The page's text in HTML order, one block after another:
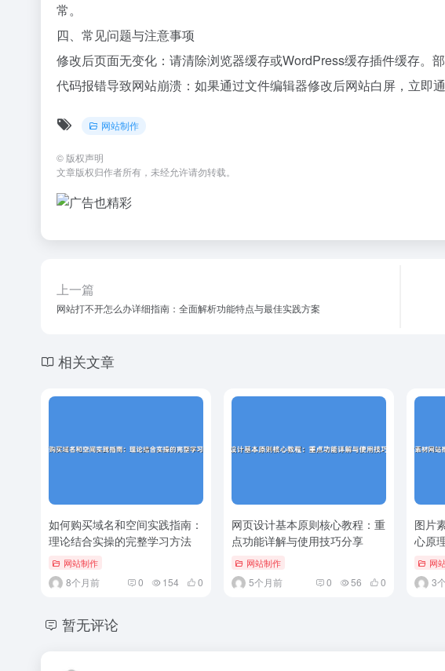
常。
四、常见问题与注意事项
修改后页面无变化：请清除浏览器缓存或WordPress缓存插件缓存。
代码报错导致网站崩溃：如果通过文件编辑器修改后网站白屏，立即
网站制作
© 版权声明
文章版权归作者所有，未经允许请勿转载。
上一篇
网站打不开怎么办详细指南：全面解析功能特点与最佳实践方案
相关文章
如何购买域名和空间实践指南：
理论结合实操的完整学习方法
网站制作
8个月前 0 154 0
网页设计基本原则核心教程：重
点功能详解与使用技巧分享
网站制作
5个月前 0 56 0
图片
心原
网
3
暂无评论